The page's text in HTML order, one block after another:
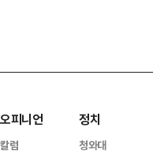
오피니언
칼럼
정치
청와대